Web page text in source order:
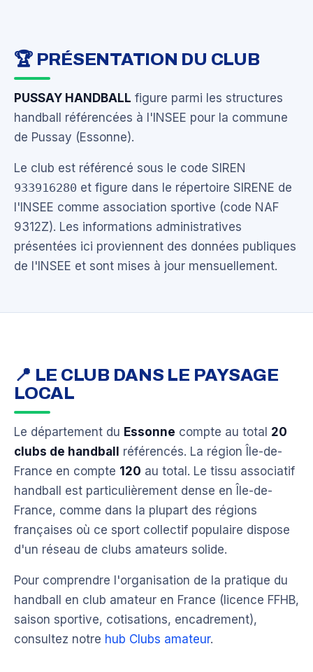
🏆 PRÉSENTATION DU CLUB
PUSSAY HANDBALL figure parmi les structures
handball référencées à l'INSEE pour la commune
de Pussay (Essonne).
Le club est référencé sous le code SIREN
933916280 et figure dans le répertoire SIRENE de
l'INSEE comme association sportive (code NAF
9312Z). Les informations administratives
présentées ici proviennent des données publiques
de l'INSEE et sont mises à jour mensuellement.
📍 LE CLUB DANS LE PAYSAGE
LOCAL
Le département du Essonne compte au total 20
clubs de handball
référencés. La région Île-de-
France en compte 120 au total. Le tissu associatif
handball est particulièrement dense en Île-de-
France, comme dans la plupart des régions
françaises où ce sport collectif populaire dispose
d'un réseau de clubs amateurs solide.
Pour comprendre l'organisation de la pratique du
handball en club amateur en France (licence FFHB,
saison sportive, cotisations, encadrement),
consultez notre hub Clubs amateur.